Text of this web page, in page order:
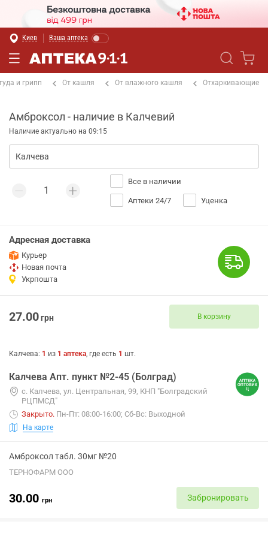
Киев Ваша аптека
и грипп От кашля От влажного кашля Отхаркивающие
Амброксол - наличие в Калчевий
Наличие актуально на 09:15
Все в наличии
Аптеки 24/7 Уценка
Адресная доставка
Курьер
Новая почта
Укрпошта
27.00грн В корзину
Калчева: 1 из 1 аптека, где есть 1 шт.
Калчева Апт. пункт №2-45 (Болград)
с. Калчева, ул. Центральная, 99, КНП "Болградский
РЦПМСД"
Закрыто. Пн-Пт: 08:00-16:00; Сб-Вс: Выходной
На карте
Амброксол табл. 30мг №20
ТЕРНОФАРМ ООО
30.00 грн Забронировать